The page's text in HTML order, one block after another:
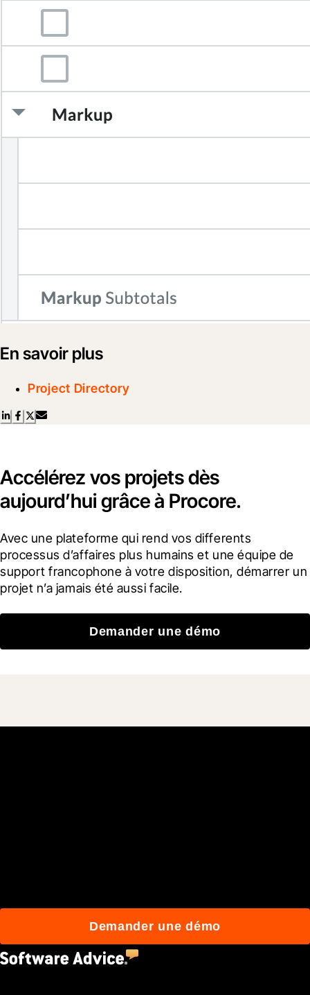
En savoir plus
Project Directory
Accélérez vos projets dès
aujourd’hui grâce à Procore.
Avec une plateforme qui rend vos differents
processus d’affaires plus humains et une équipe de
support francophone à votre disposition, démarrer un
projet n’a jamais été aussi facile.
Demander une démo
Demander une démo